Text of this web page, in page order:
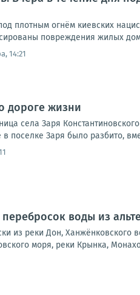
плотным огнём киевских
повреждения жилых
14:21
дороге жизни
села Заря
в поселке Заря было разбито,
воды из
из реки Дон, Ханжёнковского
моря, реки Крынка,